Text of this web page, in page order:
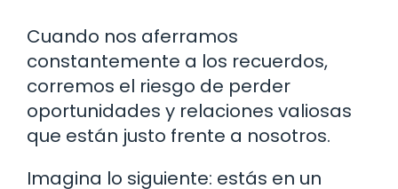
Cuando nos aferramos
constantemente a los recuerdos,
corremos el riesgo de perder
oportunidades y relaciones valiosas
que están justo frente a nosotros.
Imagina lo siguiente: estás en un